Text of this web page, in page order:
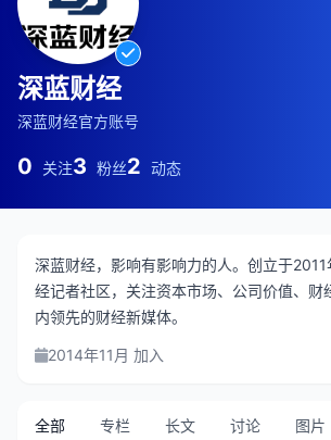
深蓝财经
深蓝财经官方账号
0 关注3 粉丝2 动态
深蓝财经，影响有影响力的人。创立于
经记者社区，关注资本市场、公司价值、财
内领先的财经新媒体。
2014年11月 加入
全部 专栏 长文 讨论 图片